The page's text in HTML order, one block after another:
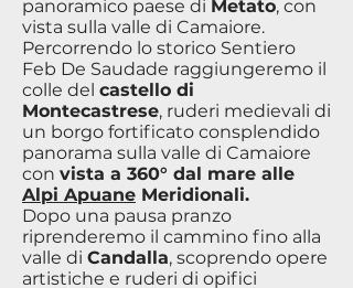
panoramico paese di Metato, con
vista sulla valle di Camaiore.
Percorrendo lo storico Sentiero
Feb De Saudade raggiungeremo il
colle del castello di
Montecastrese, ruderi medievali di
un borgo fortificato consplendido
panorama sulla valle di Camaiore
con vista a 360° dal mare alle
Alpi Apuane Meridionali.
Dopo una pausa pranzo
riprenderemo il cammino fino alla
valle di Candalla, scoprendo opere
artistiche e ruderi di opifici